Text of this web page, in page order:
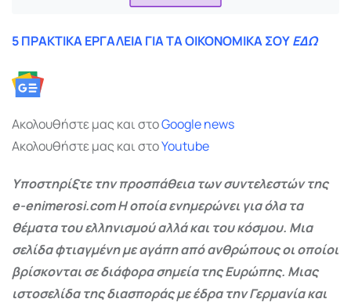
5 ΠΡΑΚΤΙΚΑ ΕΡΓΑΛΕΙΑ ΓΙΑ ΤΑ ΟΙΚΟΝΟΜΙΚΑ ΣΟΥΕΔΩ
Ακολουθήστε μας και στοGooglenews
Ακολουθήστε μας και στοYoutube
Υποστηρίξτε την προσπάθεια των συντελεστών της
e-enimerosi.com Η οποία ενημερώνει για όλα τα
θέματα του ελληνισμού αλλά και του κόσμου. Μια
σελίδα φτιαγμένη με αγάπη από ανθρώπους οι οποίοι
βρίσκονται σε διάφορα σημεία της Ευρώπης. Μιας
ιστοσελίδα της διασποράς με έδρα την Γερμανία και